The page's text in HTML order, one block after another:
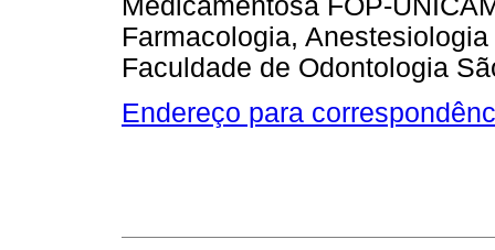
Medicamentosa FOP-
Farmacologia,
Faculdade de Odontologia
Endereço para